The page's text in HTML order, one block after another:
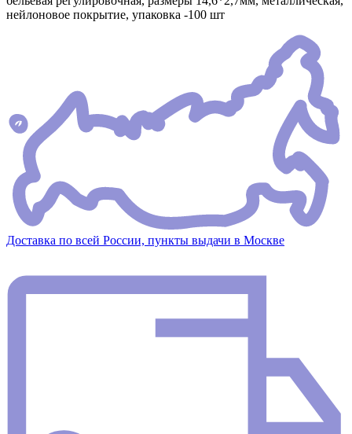
нейлоновое покрытие, упаковка -100 шт
Доставка по всей России, пункты выдачи в Москве